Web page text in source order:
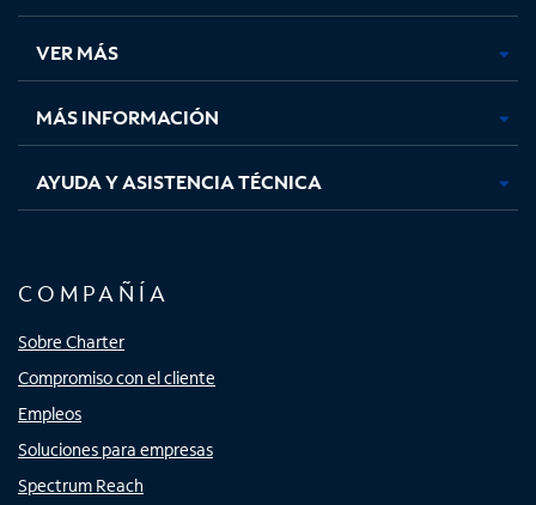
en
pestaña
nueva
en
pestaña
nueva
en
pestaña
nueva
en
nueva
VER MÁS
MÁS INFORMACIÓN
AYUDA Y ASISTENCIA TÉCNICA
COMPAÑÍA
Sobre Charter
Compromiso con el cliente
Empleos
Soluciones para empresas
Spectrum Reach